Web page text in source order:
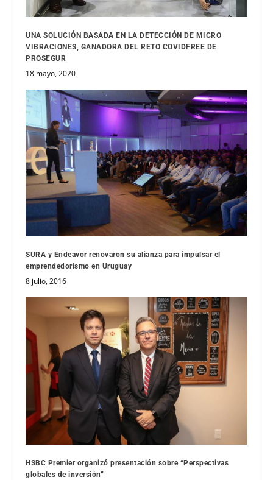
UNA SOLUCIÓN BASADA EN LA DETECCIÓN DE MICRO
VIBRACIONES, GANADORA DEL RETO COVIDFREE DE
PROSEGUR
18 mayo, 2020
SURA y Endeavor renovaron su alianza para impulsar el
emprendedorismo en Uruguay
8 julio, 2016
HSBC Premier organizó presentación sobre “Perspectivas
globales de inversión”